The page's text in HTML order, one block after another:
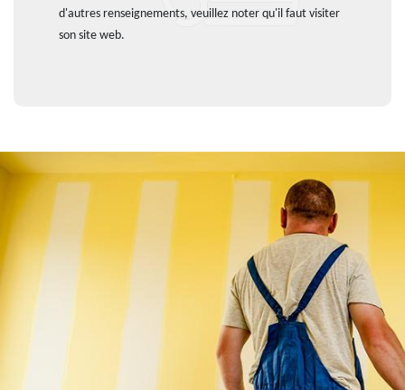
d'autres renseignements, veuillez noter qu'il faut visiter
son site web.